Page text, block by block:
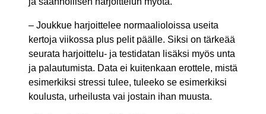
– Joukkue harjoittelee normaalioloissa useita
kertoja viikossa plus pelit päälle. Siksi on tärkeää
seurata harjoittelu- ja testidatan lisäksi myös unta
ja palautumista. Data ei kuitenkaan erottele, mistä
esimerkiksi stressi tulee, tuleeko se esimerkiksi
koulusta, urheilusta vai jostain ihan muusta.